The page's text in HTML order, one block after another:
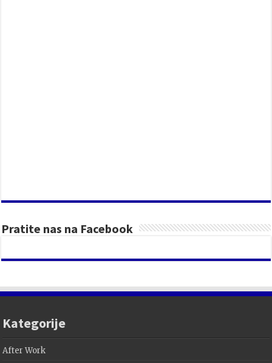
Pratite nas na Facebook
Kategorije
After Work